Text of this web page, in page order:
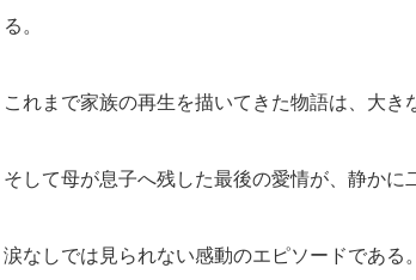
る。
これまで家族の再生を描いてきた物語は、大き
そして母が息子へ残した最後の愛情が、静かに
涙なしでは見られない感動のエピソードである。